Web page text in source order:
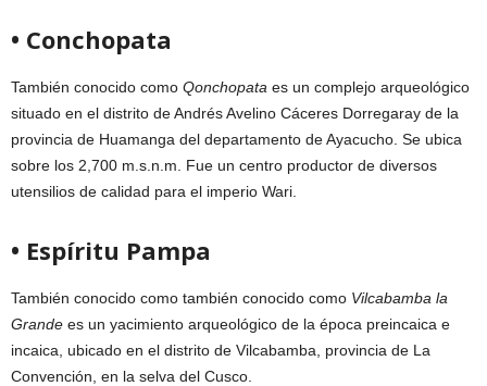
• Conchopata
También conocido como Qonchopata es un complejo arqueológico
situado en el distrito de Andrés Avelino Cáceres Dorregaray de la
provincia de Huamanga del departamento de Ayacucho. Se ubica
sobre los 2,700 m.s.n.m. Fue un centro productor de diversos
utensilios de calidad para el imperio Wari.
• Espíritu Pampa
También conocido como también conocido como Vilcabamba la
Grande es un yacimiento arqueológico de la época preincaica e
incaica, ubicado en el distrito de Vilcabamba, provincia de La
Convención, en la selva del Cusco.